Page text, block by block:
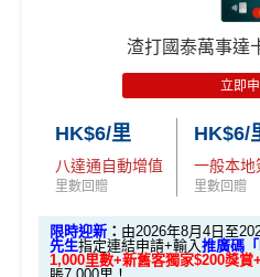
DCC無積分→里先生DCC
ebanking網上繳費無回贈
免責聲明：里先生努力保持信
服務供應商或
有金融產品和服務均以他們作
網站為產品資訊的最更新版本
大新信用卡免找數簽賬額的形
資格信用卡戶口，並顯示於月
低門檻卡都做到 簽賬1%回
ChokPayMe/Alipay/
學生卡無需年薪要求，對
有用
首3個月內累
HK$300現金回贈
*38新會員+成功批卡派出50額
Citi Cash Back信用
獎賞於完成簽賬條件後5個
Citi新客 ＝ 過去12個月內
nk信用卡
渣打國泰萬事達
立即
HK$6/里
八達通自動增值
里數回贈
HK$6/
一般本地
里數回贈
限時迎新 ： 由2026年8月4日至
先生指定連結申請+輸入推廣碼「
1,000里數+新舊客獨家$200獎賞